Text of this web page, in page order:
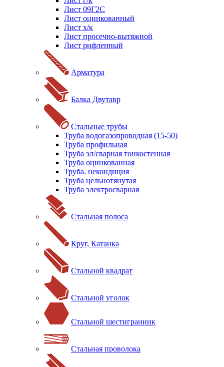
Лист 09Г2С
Лист оцинкованный
Лист х/к
Лист просечно-вытяжной
Лист рифленный
Арматура
Балка Двутавр
Стальные трубы
Труба водогазопроводная (15-50)
Труба профильная
Труба эл/сварная тонкостенная
Труба оцинкованная
Труба. некондиция
Труба цельнотянутая
Труба электросварная
Стальная полоса
Круг, Катанка
Стальной квадрат
Стальной уголок
Стальной шестигранник
Стальная проволока